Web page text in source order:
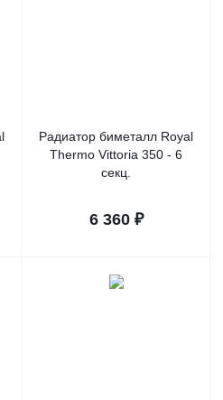
Радиатор биметалл Royal
Thermo Vittoria 350 - 6
секц.
6 360₽